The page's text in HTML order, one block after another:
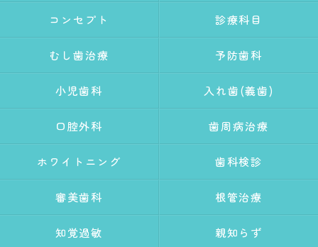
コンセプト 診療科目
むし歯治療 予防歯科
小児歯科 入れ歯(義歯)
口腔外科 歯周病治療
ホワイトニング 歯科検診
審美歯科 根管治療
知覚過敏 親知らず